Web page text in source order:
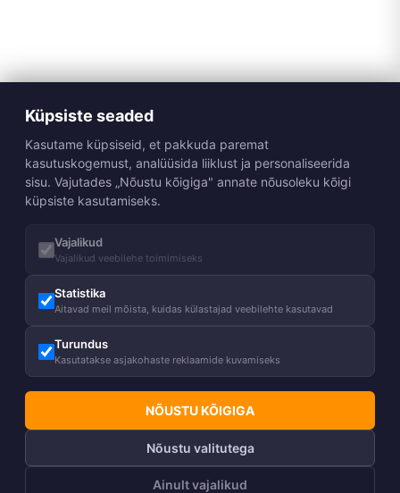
Küpsiste seaded
Kasutame küpsiseid, et pakkuda paremat
kasutuskogemust, analüüsida liiklust ja personaliseerida
sisu. Vajutades „Nõustu kõigiga" annate nõusoleku kõigi
küpsiste kasutamiseks.
Vajalikud
Vajalikud veebilehe toimimiseks
Statistika
Aitavad meil mõista, kuidas külastajad veebilehte kasutavad
Turundus
Kasutatakse asjakohaste reklaamide kuvamiseks
NÕUSTU KÕIGIGA
Nõustu valitutega
Ainult vajalikud